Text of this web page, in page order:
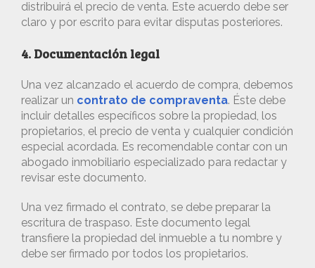
distribuirá el precio de venta. Este acuerdo debe ser
claro y por escrito para evitar disputas posteriores.
4. Documentación legal
Una vez alcanzado el acuerdo de compra, debemos
realizar un contrato de compraventa. Éste debe
incluir detalles específicos sobre la propiedad, los
propietarios, el precio de venta y cualquier condición
especial acordada. Es recomendable contar con un
abogado inmobiliario especializado para redactar y
revisar este documento.
Una vez firmado el contrato, se debe preparar la
escritura de traspaso. Este documento legal
transfiere la propiedad del inmueble a tu nombre y
debe ser firmado por todos los propietarios.